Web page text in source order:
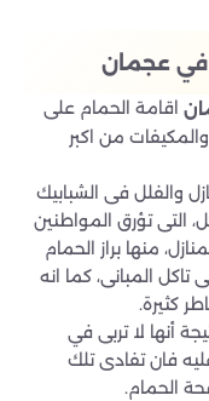
في عجمان
اقامة الحمام على
من اكبر
والفلل فى الشبابيك
التى تؤرق المواطنين
منها براز الحمام
المبانى، كما انه
كثيرة.
أنها لا تربى في
فان تفادى تلك
الحمام.